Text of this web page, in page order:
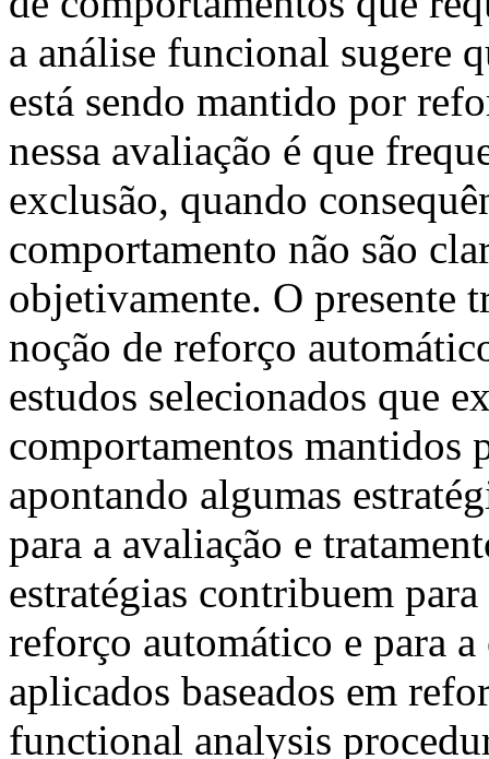
a análise funcional sugere
está sendo mantido por
nessa avaliação é que
exclusão, quando
comportamento não são
objetivamente. O presente
noção de reforço
estudos selecionados que
comportamentos mantidos
apontando algumas
para a avaliação e
estratégias contribuem
reforço automático e para
aplicados baseados em
functional analysis